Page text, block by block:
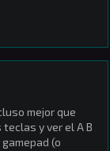
mejor que
y ver el A B
(o